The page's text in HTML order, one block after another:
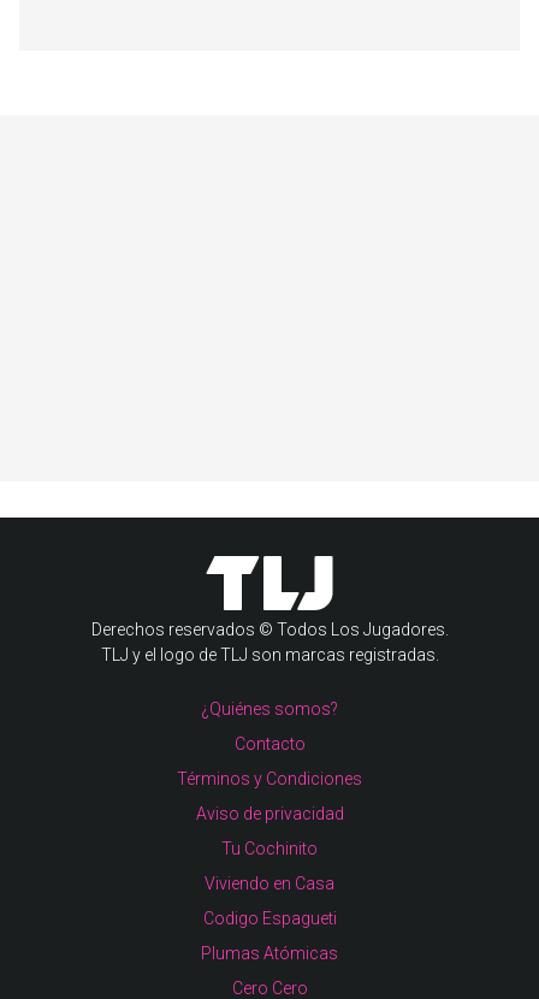
Derechos reservados © Todos Los Jugadores.
TLJ y el logo de TLJ son marcas registradas.
¿Quiénes somos?
Contacto
Términos y Condiciones
Aviso de privacidad
Tu Cochinito
Viviendo en Casa
Codigo Espagueti
Plumas Atómicas
Cero Cero